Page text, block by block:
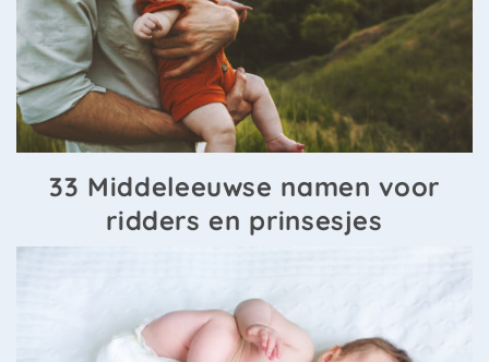
33 Middeleeuwse namen voor
ridders en prinsesjes